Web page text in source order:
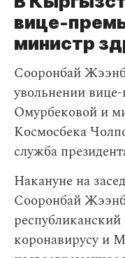
вице-
министр
Сооронбай
увольнении
Омурбековой и
Космосбека
служба
Накануне на
Сооронбай
коронавирусу и